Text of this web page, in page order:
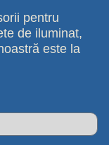
pentru
de iluminat,
este la